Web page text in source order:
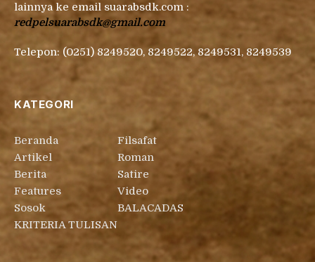
lainnya ke email suarabsdk.com :
redpelsuarabsdk@gmail.com
Telepon: (0251) 8249520, 8249522, 8249531, 8249539
KATEGORI
Beranda
Artikel
Berita
Features
Sosok
KRITERIA TULISAN
Filsafat
Roman
Satire
Video
BALACADAS